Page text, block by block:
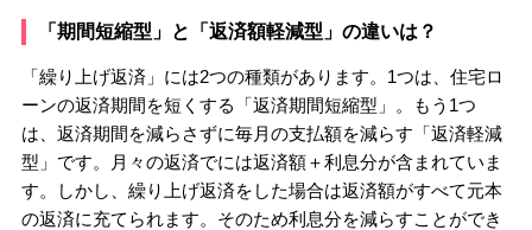
「期間短縮型」と「返済額軽減型」の違いは？
「繰り上げ返済」には2つの種類があります。1つは、住宅ロ
ーンの返済期間を短くする「返済期間短縮型」。もう1つ
は、返済期間を減らさずに毎月の支払額を減らす「返済軽減
型」です。月々の返済でには返済額＋利息分が含まれていま
す。しかし、繰り上げ返済をした場合は返済額がすべて元本
の返済に充てられます。そのため利息分を減らすことができ